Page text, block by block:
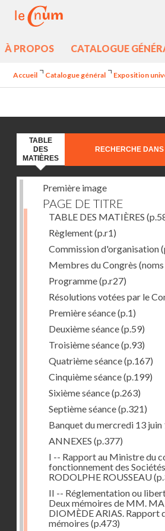
À PROPOS CATALOGUE
Accueil Catalogue général Exposition
TABLE
DES
MATIÈRES
RECHERCHE
Première image
PAGE DE TITRE
TABLE DES MATIÈRES
Règlement(p.r1)
Commission d'organisation
Membres du Congrès
Programme(p.r27)
Résolutions votées par le
Première séance(p.1)
Deuxième séance(p.59)
Troisième séance(p.93)
Quatrième séance(p.167)
Cinquième séance(p.199)
Sixième séance(p.263)
Septième séance(p.321)
Banquet du mercredi 13 juin
ANNEXES (p.377)
I -- Rapport au Ministre du
fonctionnement des
RODOLPHE ROUSSEAU
II -- Réglementation ou
Deux mémoires de MM.
DIOMÈDE ARIAS. Rapport
mémoires (p.473)